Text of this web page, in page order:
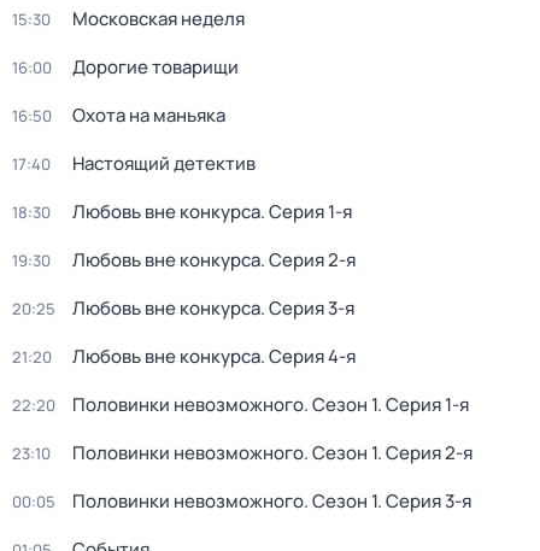
15:30 Московская неделя
16:00 Дорогие товарищи
16:50 Охота на маньяка
17:40 Настоящий детектив
18:30 Любовь вне конкурса. Серия 1-я
19:30 Любовь вне конкурса. Серия 2-я
20:25 Любовь вне конкурса. Серия 3-я
21:20 Любовь вне конкурса. Серия 4-я
22:20 Половинки невозможного. Сезон 1. Серия 1-я
23:10 Половинки невозможного. Сезон 1. Серия 2-я
00:05 Половинки невозможного. Сезон 1. Серия 3-я